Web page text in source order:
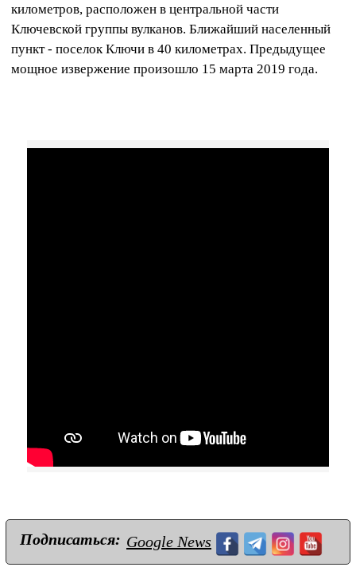
километров, расположен в центральной части
Ключевской группы вулканов. Ближайший населенный
пункт - поселок Ключи в 40 километрах. Предыдущее
мощное извержение произошло 15 марта 2019 года.
Подписаться: Google News